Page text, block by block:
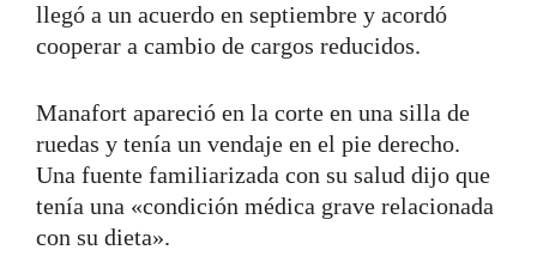
llegó a un acuerdo en septiembre y acordó
cooperar a cambio de cargos reducidos.
Manafort apareció en la corte en una silla de
ruedas y tenía un vendaje en el pie derecho.
Una fuente familiarizada con su salud dijo que
tenía una «condición médica grave relacionada
con su dieta».